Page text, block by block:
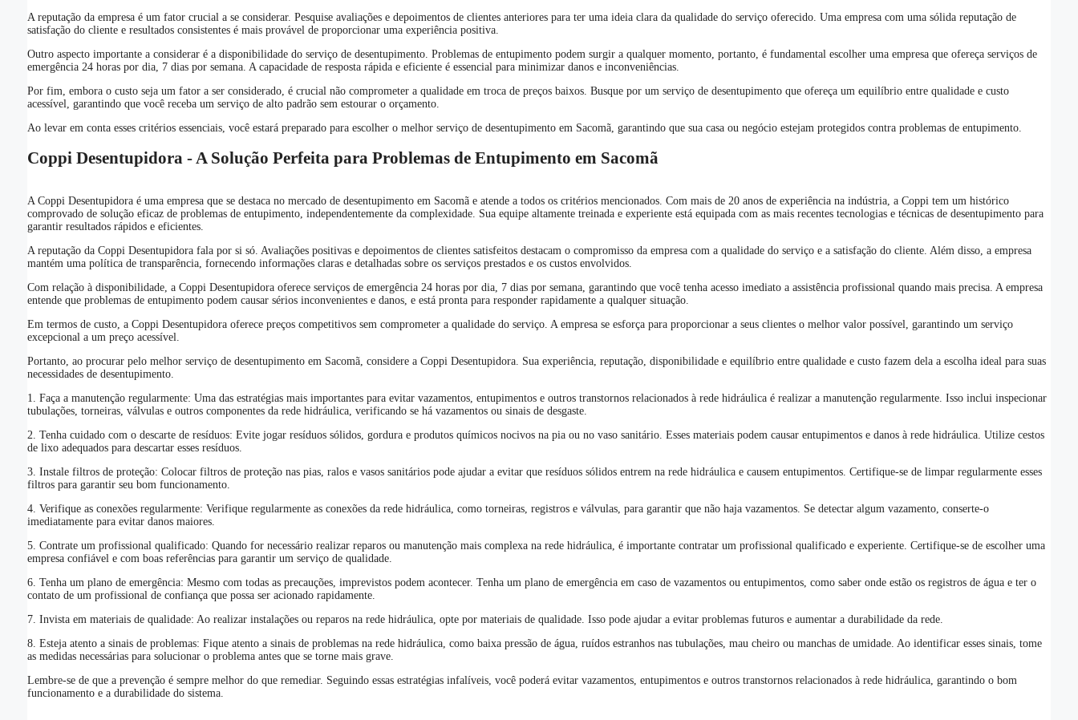
A reputação da empresa é um fator crucial a se considerar. Pesquise avaliações e depoimentos de clientes anteriores para ter uma ideia clara da qualidade do serviço oferecido. Uma empresa com uma sólida reputação de
satisfação do cliente e resultados consistentes é mais provável de proporcionar uma experiência positiva.
Outro aspecto importante a considerar é a disponibilidade do serviço de desentupimento. Problemas de entupimento podem surgir a qualquer momento, portanto, é fundamental escolher uma empresa que ofereça serviços de
emergência 24 horas por dia, 7 dias por semana. A capacidade de resposta rápida e eficiente é essencial para minimizar danos e inconveniências.
Por fim, embora o custo seja um fator a ser considerado, é crucial não comprometer a qualidade em troca de preços baixos. Busque por um serviço de desentupimento que ofereça um equilíbrio entre qualidade e custo
acessível, garantindo que você receba um serviço de alto padrão sem estourar o orçamento.
Ao levar em conta esses critérios essenciais, você estará preparado para escolher o melhor serviço de desentupimento em Sacomã, garantindo que sua casa ou negócio estejam protegidos contra problemas de entupimento.
Coppi Desentupidora - A Solução Perfeita para Problemas de Entupimento em Sacomã
A Coppi Desentupidora é uma empresa que se destaca no mercado de desentupimento em Sacomã e atende a todos os critérios mencionados. Com mais de 20 anos de experiência na indústria, a Coppi tem um histórico
comprovado de solução eficaz de problemas de entupimento, independentemente da complexidade. Sua equipe altamente treinada e experiente está equipada com as mais recentes tecnologias e técnicas de desentupimento para
garantir resultados rápidos e eficientes.
A reputação da Coppi Desentupidora fala por si só. Avaliações positivas e depoimentos de clientes satisfeitos destacam o compromisso da empresa com a qualidade do serviço e a satisfação do cliente. Além disso, a empresa
mantém uma política de transparência, fornecendo informações claras e detalhadas sobre os serviços prestados e os custos envolvidos.
Com relação à disponibilidade, a Coppi Desentupidora oferece serviços de emergência 24 horas por dia, 7 dias por semana, garantindo que você tenha acesso imediato a assistência profissional quando mais precisa. A empresa
entende que problemas de entupimento podem causar sérios inconvenientes e danos, e está pronta para responder rapidamente a qualquer situação.
Em termos de custo, a Coppi Desentupidora oferece preços competitivos sem comprometer a qualidade do serviço. A empresa se esforça para proporcionar a seus clientes o melhor valor possível, garantindo um serviço
excepcional a um preço acessível.
Portanto, ao procurar pelo melhor serviço de desentupimento em Sacomã, considere a Coppi Desentupidora. Sua experiência, reputação, disponibilidade e equilíbrio entre qualidade e custo fazem dela a escolha ideal para suas
necessidades de desentupimento.
1. Faça a manutenção regularmente: Uma das estratégias mais importantes para evitar vazamentos, entupimentos e outros transtornos relacionados à rede hidráulica é realizar a manutenção regularmente. Isso inclui inspecionar
tubulações, torneiras, válvulas e outros componentes da rede hidráulica, verificando se há vazamentos ou sinais de desgaste.
2. Tenha cuidado com o descarte de resíduos: Evite jogar resíduos sólidos, gordura e produtos químicos nocivos na pia ou no vaso sanitário. Esses materiais podem causar entupimentos e danos à rede hidráulica. Utilize cestos
de lixo adequados para descartar esses resíduos.
3. Instale filtros de proteção: Colocar filtros de proteção nas pias, ralos e vasos sanitários pode ajudar a evitar que resíduos sólidos entrem na rede hidráulica e causem entupimentos. Certifique-se de limpar regularmente esses
filtros para garantir seu bom funcionamento.
4. Verifique as conexões regularmente: Verifique regularmente as conexões da rede hidráulica, como torneiras, registros e válvulas, para garantir que não haja vazamentos. Se detectar algum vazamento, conserte-o
imediatamente para evitar danos maiores.
5. Contrate um profissional qualificado: Quando for necessário realizar reparos ou manutenção mais complexa na rede hidráulica, é importante contratar um profissional qualificado e experiente. Certifique-se de escolher uma
empresa confiável e com boas referências para garantir um serviço de qualidade.
6. Tenha um plano de emergência: Mesmo com todas as precauções, imprevistos podem acontecer. Tenha um plano de emergência em caso de vazamentos ou entupimentos, como saber onde estão os registros de água e ter o
contato de um profissional de confiança que possa ser acionado rapidamente.
7. Invista em materiais de qualidade: Ao realizar instalações ou reparos na rede hidráulica, opte por materiais de qualidade. Isso pode ajudar a evitar problemas futuros e aumentar a durabilidade da rede.
8. Esteja atento a sinais de problemas: Fique atento a sinais de problemas na rede hidráulica, como baixa pressão de água, ruídos estranhos nas tubulações, mau cheiro ou manchas de umidade. Ao identificar esses sinais, tome
as medidas necessárias para solucionar o problema antes que se torne mais grave.
Lembre-se de que a prevenção é sempre melhor do que remediar. Seguindo essas estratégias infalíveis, você poderá evitar vazamentos, entupimentos e outros transtornos relacionados à rede hidráulica, garantindo o bom
funcionamento e a durabilidade do sistema.